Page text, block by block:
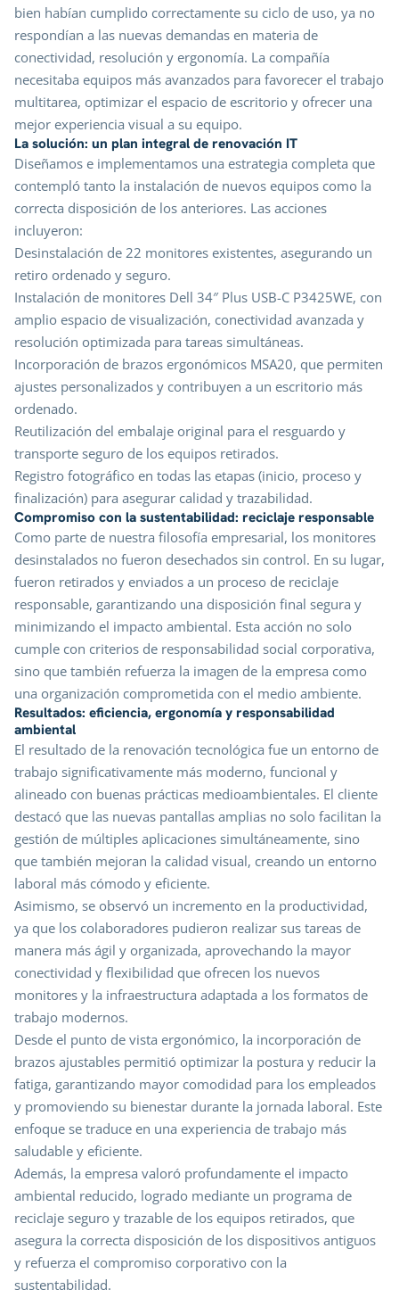
bien habían cumplido correctamente su ciclo de uso, ya no
respondían a las nuevas demandas en materia de
conectividad, resolución y ergonomía. La compañía
necesitaba equipos más avanzados para favorecer el trabajo
multitarea, optimizar el espacio de escritorio y ofrecer una
mejor experiencia visual a su equipo.
La solución: un plan integral de renovación IT
Diseñamos e implementamos una estrategia completa que
contempló tanto la instalación de nuevos equipos como la
correcta disposición de los anteriores. Las acciones
incluyeron:
Desinstalación de 22 monitores existentes, asegurando un
retiro ordenado y seguro.
Instalación de monitores Dell 34″ Plus USB-C P3425WE, con
amplio espacio de visualización, conectividad avanzada y
resolución optimizada para tareas simultáneas.
Incorporación de brazos ergonómicos MSA20, que permiten
ajustes personalizados y contribuyen a un escritorio más
ordenado.
Reutilización del embalaje original para el resguardo y
transporte seguro de los equipos retirados.
Registro fotográfico en todas las etapas (inicio, proceso y
finalización) para asegurar calidad y trazabilidad.
Compromiso con la sustentabilidad: reciclaje responsable
Como parte de nuestra filosofía empresarial, los monitores
desinstalados no fueron desechados sin control. En su lugar,
fueron retirados y enviados a un proceso de reciclaje
responsable, garantizando una disposición final segura y
minimizando el impacto ambiental. Esta acción no solo
cumple con criterios de responsabilidad social corporativa,
sino que también refuerza la imagen de la empresa como
una organización comprometida con el medio ambiente.
Resultados: eficiencia, ergonomía y responsabilidad
ambiental
El resultado de la renovación tecnológica fue un entorno de
trabajo significativamente más moderno, funcional y
alineado con buenas prácticas medioambientales. El cliente
destacó que las nuevas pantallas amplias no solo facilitan la
gestión de múltiples aplicaciones simultáneamente, sino
que también mejoran la calidad visual, creando un entorno
laboral más cómodo y eficiente.
Asimismo, se observó un incremento en la productividad,
ya que los colaboradores pudieron realizar sus tareas de
manera más ágil y organizada, aprovechando la mayor
conectividad y flexibilidad que ofrecen los nuevos
monitores y la infraestructura adaptada a los formatos de
trabajo modernos.
Desde el punto de vista ergonómico, la incorporación de
brazos ajustables permitió optimizar la postura y reducir la
fatiga, garantizando mayor comodidad para los empleados
y promoviendo su bienestar durante la jornada laboral. Este
enfoque se traduce en una experiencia de trabajo más
saludable y eficiente.
Además, la empresa valoró profundamente el impacto
ambiental reducido, logrado mediante un programa de
reciclaje seguro y trazable de los equipos retirados, que
asegura la correcta disposición de los dispositivos antiguos
y refuerza el compromiso corporativo con la
sustentabilidad.